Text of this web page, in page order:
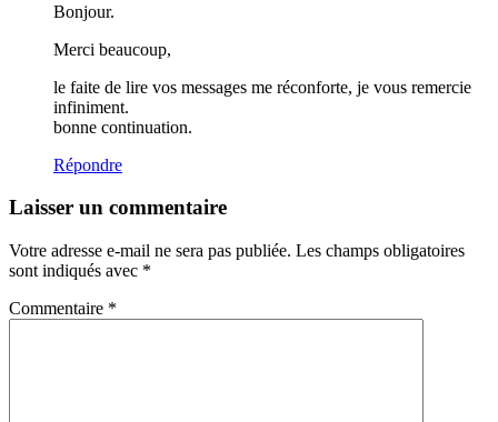
Bonjour.
Merci beaucoup,
le faite de lire vos messages me réconforte, je vous remercie
infiniment.
bonne continuation.
Répondre
Laisser un commentaire
Votre adresse e-mail ne sera pas publiée. Les champs obligatoires
sont indiqués avec *
Commentaire *